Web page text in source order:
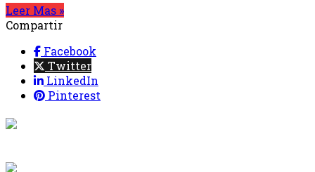
Leer Mas »
Compartir
Facebook
Twitter
LinkedIn
Pinterest